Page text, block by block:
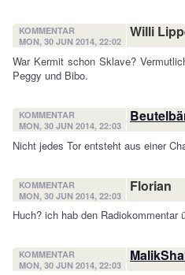
KOMMENTAR
MON, 30 JUN 2014, 22:02
Willi
War Kermit schon Sklave?
Peggy und Bibo.
KOMMENTAR
MON, 30 JUN 2014, 22:03
Nicht jedes Tor entsteht aus einer
KOMMENTAR
MON, 30 JUN 2014, 22:03
Florian
Huch? ich hab den
KOMMENTAR
MON, 30 JUN 2014, 22:03